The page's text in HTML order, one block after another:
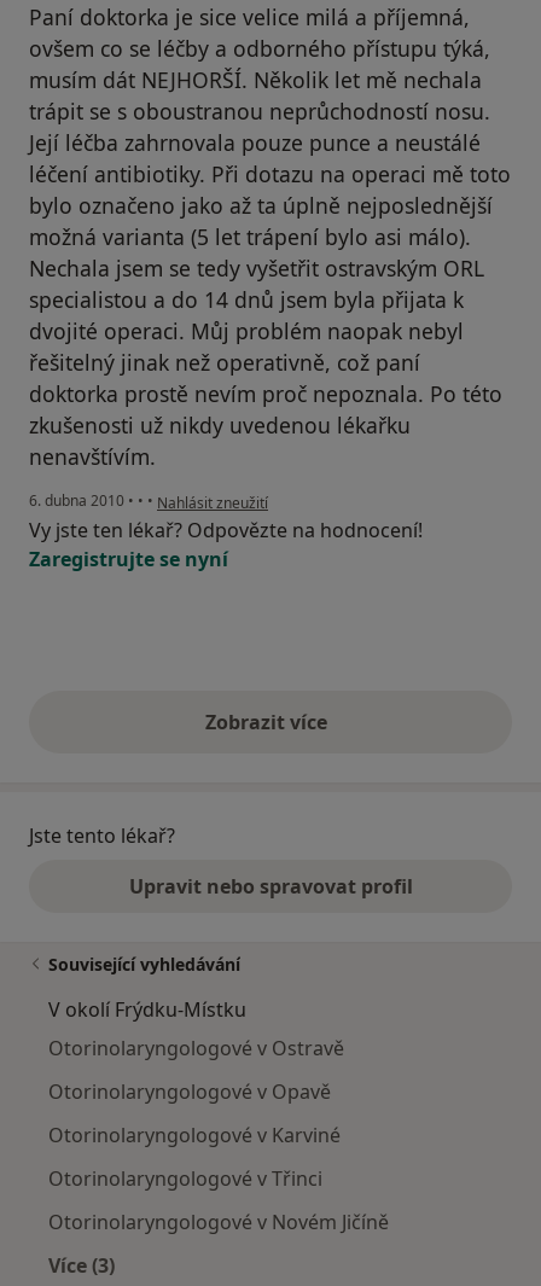
Paní doktorka je sice velice milá a příjemná,
ovšem co se léčby a odborného přístupu týká,
musím dát NEJHORŠÍ. Několik let mě nechala
trápit se s oboustranou neprůchodností nosu.
Její léčba zahrnovala pouze punce a neustálé
léčení antibiotiky. Při dotazu na operaci mě toto
bylo označeno jako až ta úplně nejposlednější
možná varianta (5 let trápení bylo asi málo).
Nechala jsem se tedy vyšetřit ostravským ORL
specialistou a do 14 dnů jsem byla přijata k
dvojité operaci. Můj problém naopak nebyl
řešitelný jinak než operativně, což paní
doktorka prostě nevím proč nepoznala. Po této
zkušenosti už nikdy uvedenou lékařku
nenavštívím.
6. dubna 2010 • • • podle názoru uživatele Pacient
Nahlásit zneužití
Vy jste ten lékař? Odpovězte na hodnocení!
Zaregistrujte se nyní
Zobrazit vícevýše uvedené názory
Jste tento lékař?
Upravit nebo spravovat profil
Související vyhledávání
V okolí Frýdku-Místku
Otorinolaryngologové v Ostravě
Otorinolaryngologové v Opavě
Otorinolaryngologové v Karviné
Otorinolaryngologové v Třinci
Otorinolaryngologové v Novém Jičíně
Více (3)